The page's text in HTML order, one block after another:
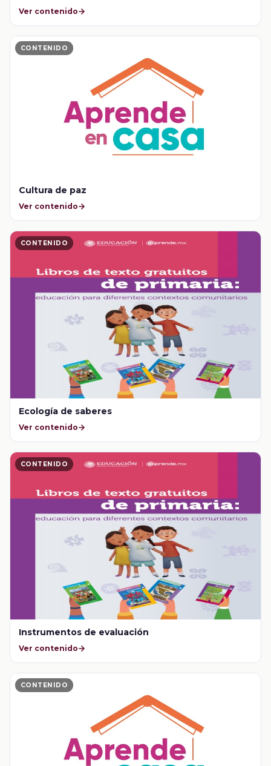
Ver contenido
CONTENIDO
Cultura de paz
Ver contenido
CONTENIDO
Ecología de saberes
Ver contenido
CONTENIDO
Instrumentos de evaluación
Ver contenido
CONTENIDO